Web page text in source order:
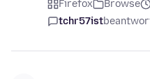
Firefox Browse
tchr57ist